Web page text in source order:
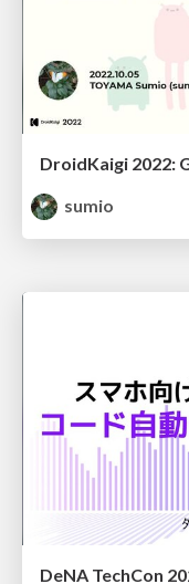
sumio